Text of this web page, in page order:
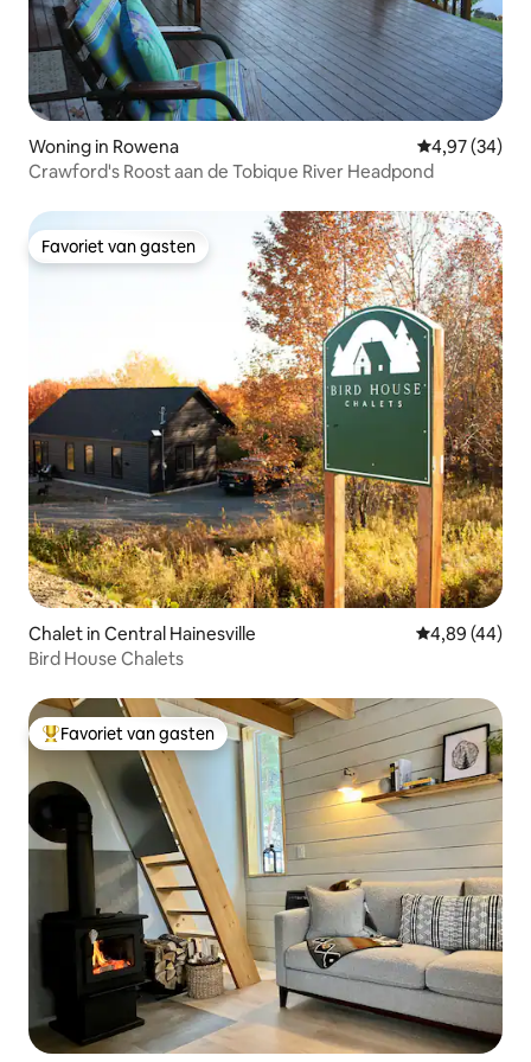
Woning in Rowena Gemiddelde
4,97 (34)
Crawford's Roost aan de Tobique River Headpond
Favoriet van gasten
Favoriet van gasten
Chalet in Central Hainesville Gemiddelde
4,89 (44)
Bird House Chalets
Topfavoriet van gasten
Favoriet van gasten